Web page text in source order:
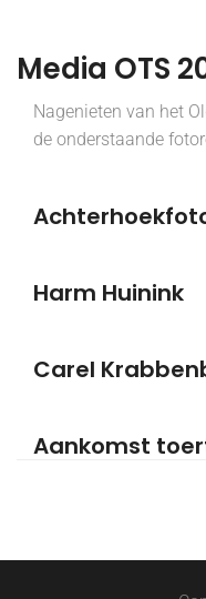
Media OTS
Nagenieten van het
de onderstaande
Harm Huinink
Carel
Aankomst